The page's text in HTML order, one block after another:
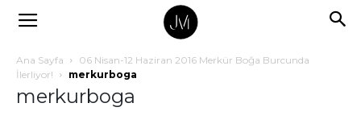
Ana Sayfa
06 Nisan-12 Haziran 2016 Merkür Boğa Burcunda
İlerliyor!
merkurboga
merkurboga